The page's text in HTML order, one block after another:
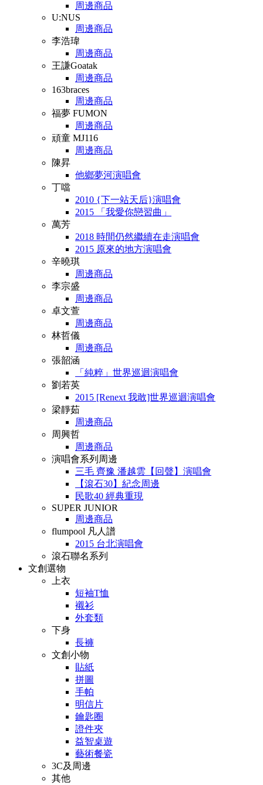
周邊商品
U:NUS
周邊商品
李浩瑋
周邊商品
王謙Goatak
周邊商品
163braces
周邊商品
福夢 FUMON
周邊商品
頑童 MJ116
周邊商品
陳昇
他鄉夢河演唱會
丁噹
2010 {下一站天后}演唱會
2015 「我愛你戀習曲」
萬芳
2018 時間仍然繼續在走演唱會
2015 原來的地方演唱會
辛曉琪
周邊商品
李宗盛
周邊商品
卓文萱
周邊商品
林哲儀
周邊商品
張韶涵
「純粹」世界巡迴演唱會
劉若英
2015 [Renext 我敢]世界巡迴演唱會
梁靜茹
周邊商品
周興哲
周邊商品
演唱會系列周邊
三毛 齊豫 潘越雲【回聲】演唱會
【滾石30】紀念周邊
民歌40 經典重現
SUPER JUNIOR
周邊商品
flumpool 凡人譜
2015 台北演唱會
滾石聯名系列
文創選物
上衣
短袖T恤
襯衫
外套類
下身
長褲
文創小物
貼紙
拼圖
手帕
明信片
鑰匙圈
證件夾
益智桌遊
藝術餐瓷
3C及周邊
其他